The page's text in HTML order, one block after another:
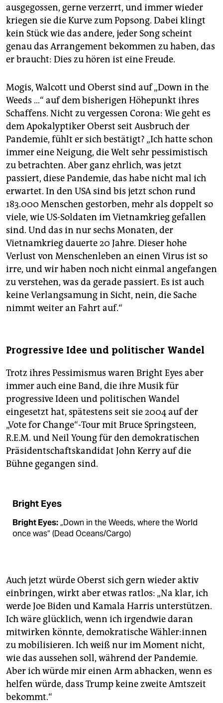
ausgegossen, gerne verzerrt, und immer wieder
kriegen sie die Kurve zum Popsong. Dabei klingt
kein Stück wie das andere, jeder Song scheint
genau das Arrangement bekommen zu haben, das
er braucht: Dies zu hören ist eine Freude.
Mogis, Walcott und Oberst sind auf „Down in the
Weeds …“ auf dem bisherigen Höhepunkt ihres
Schaffens. Nicht zu vergessen Corona: Wie geht es
dem Apokalyptiker Oberst seit Ausbruch der
Pandemie, fühlt er sich bestätigt? „Ich hatte schon
immer eine Neigung, die Welt sehr pessimistisch
zu betrachten. Aber ganz ehrlich, was jetzt
passiert, diese Pandemie, das habe nicht mal ich
erwartet. In den USA sind bis jetzt schon rund
183.000 Menschen gestorben, mehr als doppelt so
viele, wie US-Soldaten im Vietnamkrieg gefallen
sind. Und das in nur sechs Monaten, der
Vietnamkrieg dauerte 20 Jahre. Dieser hohe
Verlust von Menschenleben an einen Virus ist so
irre, und wir haben noch nicht einmal angefangen
zu verstehen, was da gerade passiert. Es ist auch
keine Verlangsamung in Sicht, nein, die Sache
nimmt weiter an Fahrt auf.“
Progressive Idee und politischer Wandel
Trotz ihres Pessimismus waren Bright Eyes aber
immer auch eine Band, die ihre Musik für
progressive Ideen und politischen Wandel
eingesetzt hat, spätestens seit sie 2004 auf der
„Vote for Change“-Tour mit Bruce Springsteen,
R.E.M. und Neil Young für den demokratischen
Präsidentschaftskandidat John Kerry auf die
Bühne gegangen sind.
Bright Eyes
Bright Eyes:„Down in the Weeds, where the World
once was“ (Dead Oceans/Cargo)
Auch jetzt würde Oberst sich gern wieder aktiv
einbringen, wirkt aber etwas ratlos: „Na klar, ich
werde Joe Biden und Kamala Harris unterstützen.
Ich wäre glücklich, wenn ich irgendwie daran
mitwirken könnte, demokratische Wäh­le­r:in­nen
zu mobilisieren. Ich weiß nur im Moment nicht,
wie das aussehen soll, während der Pandemie.
Aber ich würde mir einen Arm abhacken, wenn es
helfen würde, dass Trump keine zweite Amtszeit
bekommt.“